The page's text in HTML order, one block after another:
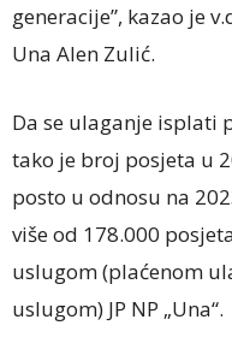
generacije”, kazao je
Una Alen Zulić.
Da se ulaganje isplati
tako je broj posjeta u
posto u odnosu na
više od 178.000
uslugom (plaćenom
uslugom) JP NP „Una“.